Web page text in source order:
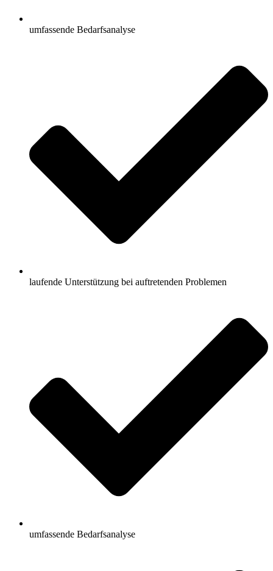
umfassende Bedarfsanalyse
laufende Unterstützung bei auftretenden Problemen
umfassende Bedarfsanalyse